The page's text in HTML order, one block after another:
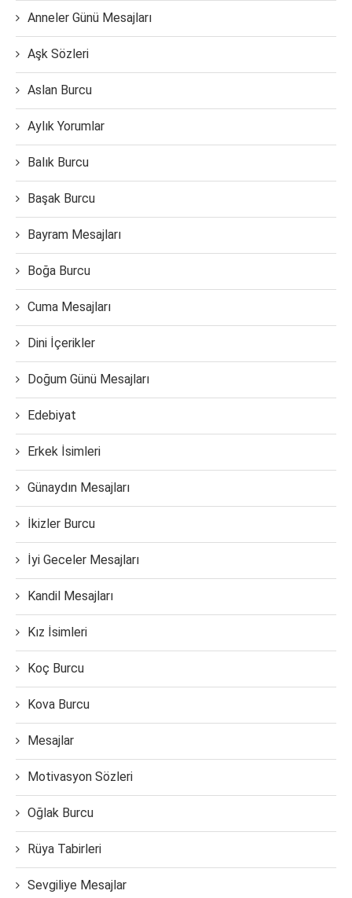
Anneler Günü Mesajları
Aşk Sözleri
Aslan Burcu
Aylık Yorumlar
Balık Burcu
Başak Burcu
Bayram Mesajları
Boğa Burcu
Cuma Mesajları
Dini İçerikler
Doğum Günü Mesajları
Edebiyat
Erkek İsimleri
Günaydın Mesajları
İkizler Burcu
İyi Geceler Mesajları
Kandil Mesajları
Kız İsimleri
Koç Burcu
Kova Burcu
Mesajlar
Motivasyon Sözleri
Oğlak Burcu
Rüya Tabirleri
Sevgiliye Mesajlar